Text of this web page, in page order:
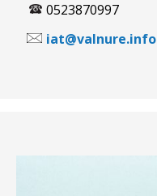
0523870997
iat@valnure.info